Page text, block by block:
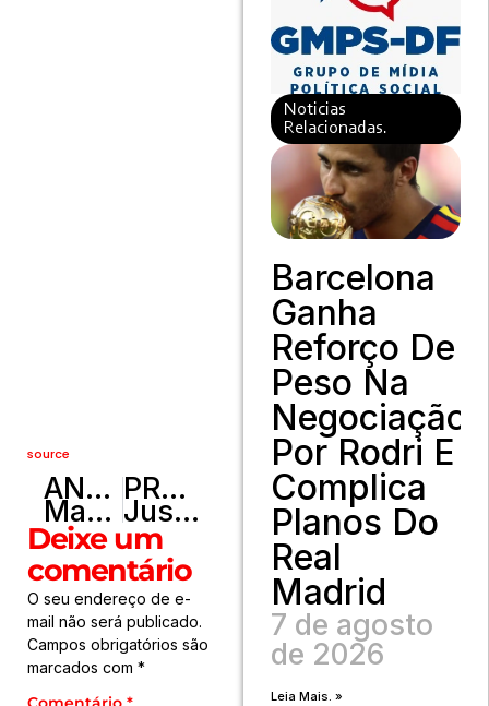
source
ANTERIOR
Marina Ruy Barbosa homenageia Brigitte Bardot ao recordar ensaio fotográfico
PRÓXIMO
Justiça paga R$ 2,3 bi em atrasados do INSS; saiba quem tem direito
Deixe um
comentário
O seu endereço de e-
mail não será publicado.
Campos obrigatórios são
marcados com *
Noticias
Relacionadas.
Barcelona
Ganha
Reforço De
Peso Na
Negociação
Por Rodri E
Complica
Planos Do
Real
Madrid
7 de agosto
de 2026
Leia Mais. »